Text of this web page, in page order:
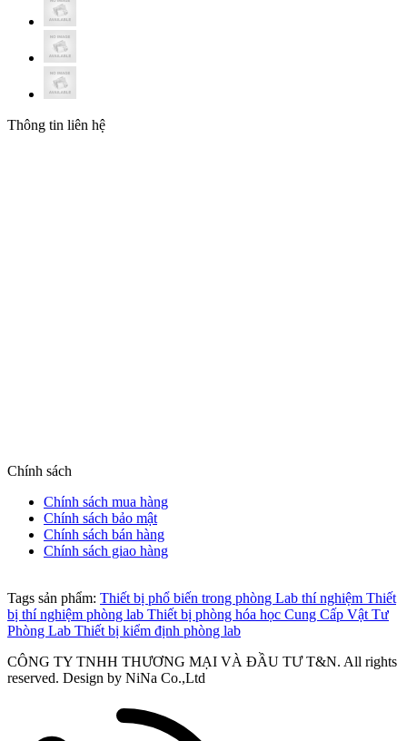
Thông tin liên hệ
Chính sách
Chính sách mua hàng
Chính sách bảo mật
Chính sách bán hàng
Chính sách giao hàng
Tags sản phẩm: Thiết bị phổ biến trong phòng Lab thí nghiệm Thiết
bị thí nghiệm phòng lab Thiết bị phòng hóa học Cung Cấp Vật Tư
Phòng Lab Thiết bị kiểm định phòng lab
CÔNG TY TNHH THƯƠNG MẠI VÀ ĐẦU TƯ T&N. All rights
reserved. Design by NiNa Co.,Ltd